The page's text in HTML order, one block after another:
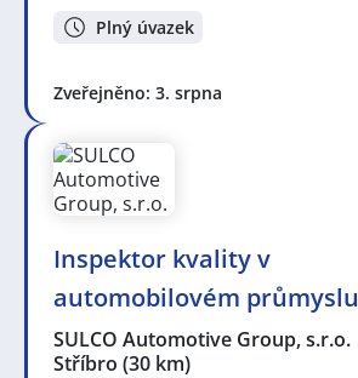
Plný úvazek
Zveřejněno: 3. srpna
Inspektor kvality v
automobilovém průmyslu
SULCO Automotive Group, s.r.o.
Stříbro (30 km)